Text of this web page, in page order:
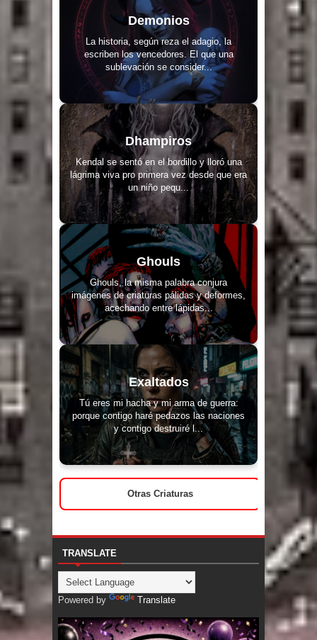
Demonios
La historia, según reza el adagio, la
escriben los vencedores. El que una
sublevación se consider...
Dhampiros
Kendal se sentó en el bordillo y lloró una
lágrima viva pro primera vez desde que era
un niño pequ...
Ghouls
Ghouls, la misma palabra conjura
imágenes de criaturas pálidas y deformes,
acechando entre lápidas...
Exaltados
Tú eres mi hacha y mi arma de guerra:
porque contigo haré pedazos las naciones
y contigo destruiré l...
Otras Criaturas
TRANSLATE
Powered by Translate